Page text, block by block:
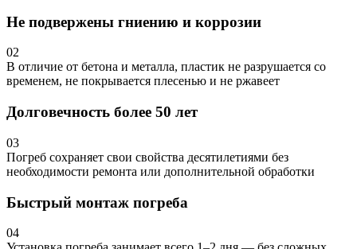
Не подвержены гниению и коррозии
02
В отличие от бетона и металла, пластик не разрушается со
временем, не покрывается плесенью и не ржавеет
Долговечность более 50 лет
03
Погреб сохраняет свои свойства десятилетиями без
необходимости ремонта или дополнительной обработки
Быстрый монтаж погреба
04